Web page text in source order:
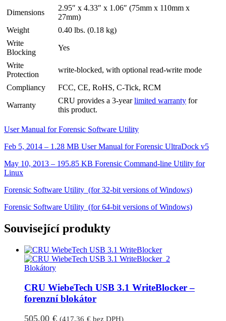
Dimensions
2.95″ x 4.33″ x 1.06″ (75mm x 110mm x
27mm)
Weight
0.40 lbs. (0.18 kg)
Write
Blocking
Yes
Write
Protection
write-blocked, with optional read-write mode
Compliancy FCC, CE, RoHS, C-Tick, RCM
Warranty
CRU provides a 3-yearlimited warranty for
this product.
User Manual for Forensic Software Utility
Feb 5, 2014 – 1.28 MB User Manual for Forensic UltraDock v5
May 10, 2013 – 195.85 KB Forensic Command-line Utility for
Linux
Forensic Software Utility (for 32-bit versions of Windows)
Forensic Software Utility (for 64-bit versions of Windows)
Související produkty
Blokátory
CRU WiebeTech USB 3.1 WriteBlocker –
forenzní blokátor
505,00 € (417,36 €bez DPH)